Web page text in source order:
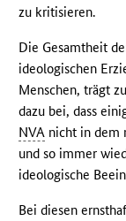
zu kritisieren.
Die Gesamtheit
ideologischen
Menschen, trägt
dazu bei, dass
NVA nicht in dem
und so immer
ideologische
Bei diesen